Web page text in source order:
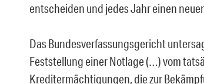
entscheiden und jedes Jahr einen
Das Bundesverfassungsgericht
Feststellung einer Notlage (…) vom
Kreditermächtigungen, die zur